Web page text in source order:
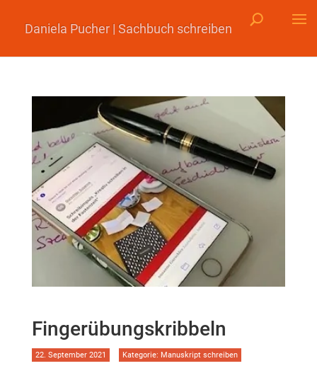
Daniela Pucher | Sachbuch schreiben
Fingerübungskribbeln
22. September 2021 Kategorie: Manuskript schreiben